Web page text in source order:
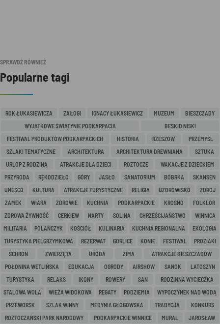
SPRAWDŹ RÓWNIEŻ
Popularne tagi
ROK ŁUKASIEWICZA ZAŁOGI IGNACY ŁUKASIEWICZ MUZEUM
BIESZCZADY
WYJĄTKOWE ŚWIĄTYNIE PODKARPACIA
BESKID NISKI
FESTIWAL PRODUKTÓW PODKARPACKICH
HISTORIA RZESZÓW
PRZEMYŚL
SZLAKI TEMATYCZNE
ARCHITEKTURA ARCHITEKTURA DREWNIANA
SZTUKA
URLOP Z RODZINĄ
ATRAKCJE DLA DZIECI ROZTOCZE
WAKACJE Z DZIECKIEM
PRZYRODA
RĘKODZIEŁO GÓRY JASŁO SANATORIUM BÓBRKA
SKANSEN
UNESCO
KULTURA ATRAKCJE TURYSTYCZNE RELIGIA UZDROWISKO
ZDRÓJ
ZAMEK
WIARA ZDROWIE KUCHNIA PODKARPACKIE KROSNO
FOLKLOR
ZDROWA ŻYWNOŚĆ
CERKIEW NARTY SOLINA CHRZEŚCIJAŃSTWO
WINNICA
MILITARIA
POLAŃCZYK KOŚCIÓŁ KULINARIA KUCHNIA REGIONALNA
EKOLOGIA
TURYSTYKA PIELGRZYMKOWA
REZERWAT GORLICE KONIE FESTIWAL
PROZIAKI
SCHRON
ZWIERZĘTA URODA ZIMA
ATRAKCJE BIESZCZADÓW
POŁONINA WETLIŃSKA
EDUKACJA OGRODY AIRSHOW SANOK
LATOSZYN
TURYSTYKA
RELAKS IKONY ROWERY SAN
RODZINNA WYCIECZKA
STALOWA WOLA
WIEŻA WIDOKOWA REGATY PODZIEMIA
WYPOCZYNEK NAD WODĄ
PRZEWORSK
SZLAK WINNY MEDYNIA GŁOGOWSKA TRADYCJA
KONKURS
ROZTOCZAŃSKI PARK NARODOWY
PODKARPACKIE WINNICE MURAL
JAROSŁAW